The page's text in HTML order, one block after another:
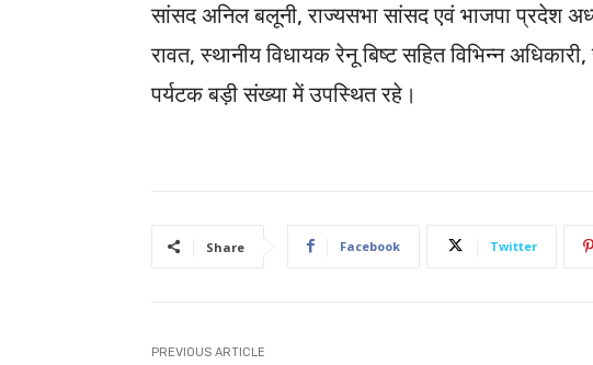
सांसद अनिल बलूनी, राज्यसभा सांसद एवं भाजपा प्रदेश
रावत, स्थानीय विधायक रेनू बिष्ट सहित विभिन्न
पर्यटक बड़ी संख्या में उपस्थित रहे।
Share Facebook Twitter
PREVIOUS ARTICLE